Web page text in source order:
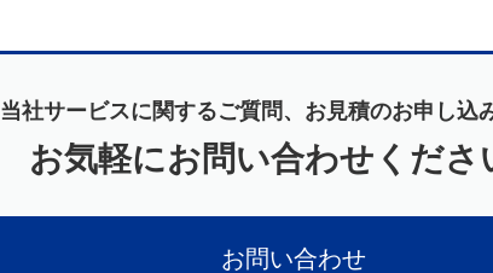
当社サービスに関するご質問、お見積のお申し込
お気軽にお問い合わせくださ
お問い合わせ